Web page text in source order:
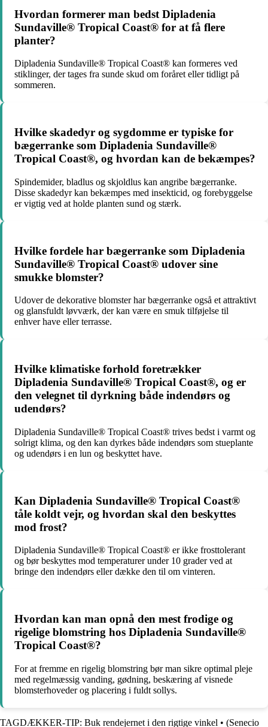
Hvordan formerer man bedst Dipladenia
Sundaville® Tropical Coast® for at få flere
planter?
Dipladenia Sundaville® Tropical Coast® kan formeres ved
stiklinger, der tages fra sunde skud om foråret eller tidligt på
sommeren.
Hvilke skadedyr og sygdomme er typiske for
bægerranke som Dipladenia Sundaville®
Tropical Coast®, og hvordan kan de bekæmpes?
Spindemider, bladlus og skjoldlus kan angribe bægerranke.
Disse skadedyr kan bekæmpes med insekticid, og forebyggelse
er vigtig ved at holde planten sund og stærk.
Hvilke fordele har bægerranke som Dipladenia
Sundaville® Tropical Coast® udover sine
smukke blomster?
Udover de dekorative blomster har bægerranke også et attraktivt
og glansfuldt løvværk, der kan være en smuk tilføjelse til
enhver have eller terrasse.
Hvilke klimatiske forhold foretrækker
Dipladenia Sundaville® Tropical Coast®, og er
den velegnet til dyrkning både indendørs og
udendørs?
Dipladenia Sundaville® Tropical Coast® trives bedst i varmt og
solrigt klima, og den kan dyrkes både indendørs som stueplante
og udendørs i en lun og beskyttet have.
Kan Dipladenia Sundaville® Tropical Coast®
tåle koldt vejr, og hvordan skal den beskyttes
mod frost?
Dipladenia Sundaville® Tropical Coast® er ikke frosttolerant
og bør beskyttes mod temperaturer under 10 grader ved at
bringe den indendørs eller dække den til om vinteren.
Hvordan kan man opnå den mest frodige og
rigelige blomstring hos Dipladenia Sundaville®
Tropical Coast®?
For at fremme en rigelig blomstring bør man sikre optimal pleje
med regelmæssig vanding, gødning, beskæring af visnede
blomsterhoveder og placering i fuldt sollys.
TAGDÆKKER-TIP: Buk rendejernet i den rigtige vinkel • (Senecio